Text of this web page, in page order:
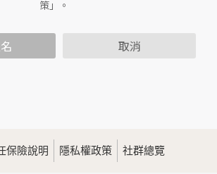
使用本網站所提供之功能服務時，我們將視
您的個人資料；非經您書面同意，本網站不
他用途。
，我們會將收集的問卷調查內容進行統計與
統計數據或說明文字呈現，除供內部研究
策」。
取消
保險說明 隱私權政策 社群總覽